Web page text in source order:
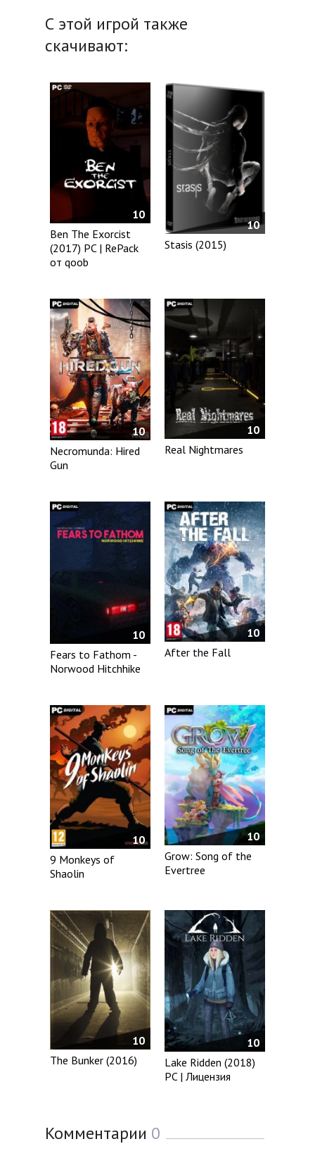
С этой игрой также
скачивают:
10
Ben The Exorcist
(2017) PC | RePack
от qoob
10
Stasis (2015)
10
Necromunda: Hired
Gun
10
Real Nightmares
10
Fears to Fathom -
Norwood Hitchhike
10
After the Fall
10
9 Monkeys of
Shaolin
10
Grow: Song of the
Evertree
10
The Bunker (2016)
10
Lake Ridden (2018)
PC | Лицензия
Комментарии 0